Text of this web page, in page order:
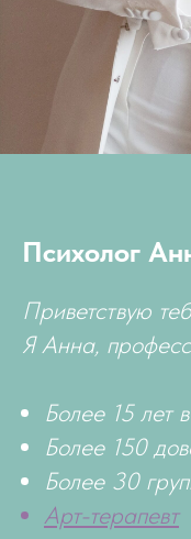
Психолог
Приветствую
Я Анна,
Более 15 лет
Более 150
Более 30
Арт-терапевт